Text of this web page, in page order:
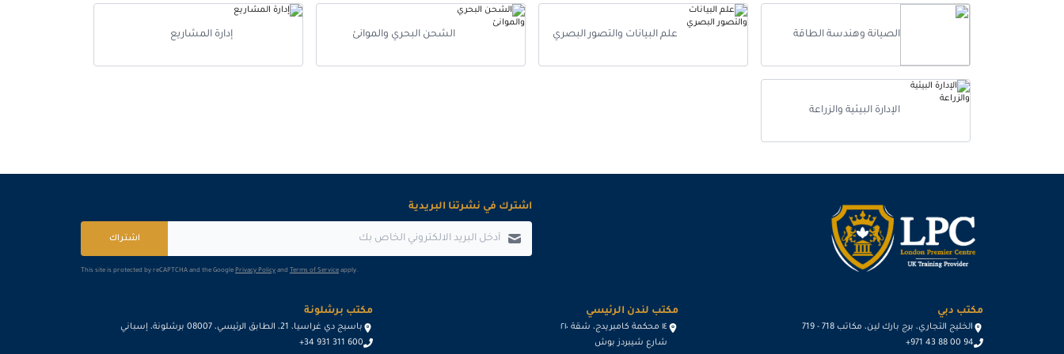
أفضل ممارسات الخدمات اللوجستية التعاقدية يوم
الصيانة وهندسة الطاقة علم البيانات والتصور البصري الشحن البحري والموانئ إدارة المشاريع
الإدارة البيئية والزراعة
اشترك في نشرتنا البريدية
اشتراك
This site is protected by reCAPTCHA and the Google Privacy Policy and Terms of Service apply.
مكتب دبي
الخليج التجاري، برج بارك لين، مكاتب 718 - 719
+971 43 88 00 94
مكتب لندن الرئيسي
١٤ محكمة كامبريدج، شقة ٢١٠
شارع شيبردز بوش
مكتب برشلونة
باسيج دي غراسيا، 21، الطابق الرئيسي، 08007 برشلونة، إسباني
+34 931 311 600